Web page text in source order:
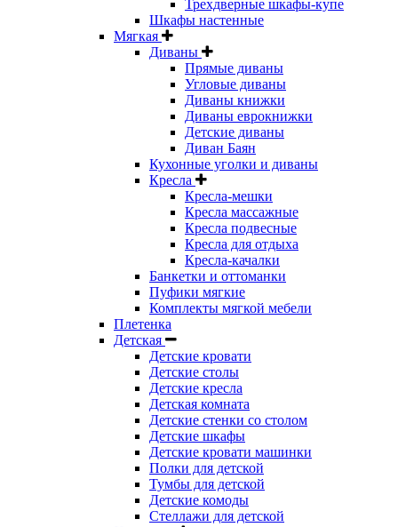
Трехдверные шкафы-купе
Шкафы настенные
Мягкая
Диваны
Прямые диваны
Угловые диваны
Диваны книжки
Диваны еврокнижки
Детские диваны
Диван Баян
Кухонные уголки и диваны
Кресла
Кресла-мешки
Кресла массажные
Кресла подвесные
Кресла для отдыха
Кресла-качалки
Банкетки и оттоманки
Пуфики мягкие
Комплекты мягкой мебели
Плетенка
Детская
Детские кровати
Детские столы
Детские кресла
Детская комната
Детские стенки со столом
Детские шкафы
Детские кровати машинки
Полки для детской
Тумбы для детской
Детские комоды
Стеллажи для детской